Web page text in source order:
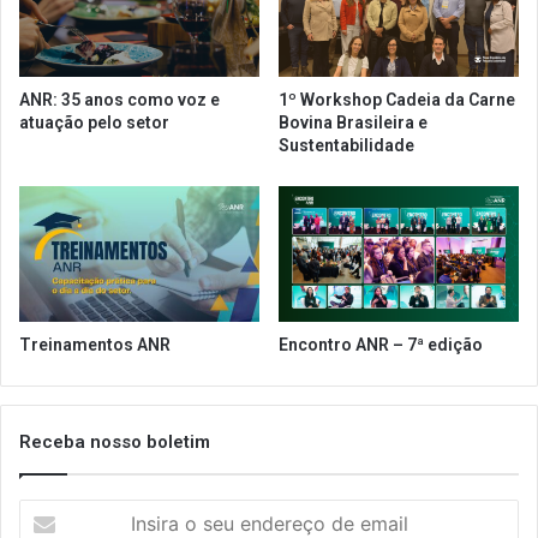
p
e
q
u
e
n
e
m
é
d
a
e
p
r
e
a
ã
o
d
j
o
n
a
d
a
s
a
á
r
i
ANR: 35 anos como voz e
atuação pelo setor
1º Workshop Cadeia da Carne
Bovina Brasileira e
Sustentabilidade
Treinamentos ANR Encontro ANR – 7ª edição
Receba nosso boletim